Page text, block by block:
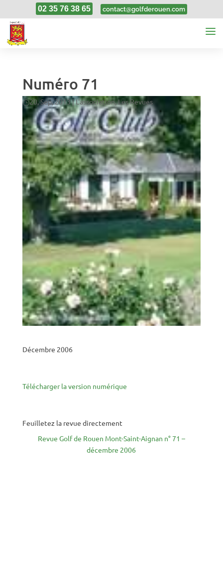
02 35 76 38 65 contact@golfderouen.com
Numéro 71
20, Sep, 2013|L'association,Les Revues
Décembre 2006
Télécharger la version numérique
Feuilletez la revue directement
Revue Golf de Rouen Mont-Saint-Aignan n° 71 –
décembre 2006